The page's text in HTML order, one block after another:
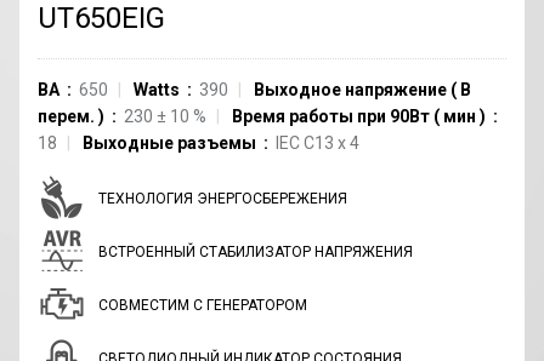
UT650EIG
ВА 650 Watts 390 Выходное напряжение ( В
перем. ) 230 ± 10 % Время работы при 90Вт ( мин )
18
Выходные разъемы IEC C13 x4
ТЕХНОЛОГИЯ ЭНЕРГОСБЕРЕЖЕНИЯ
ВСТРОЕННЫЙ СТАБИЛИЗАТОР НАПРЯЖЕНИЯ
СОВМЕСТИМ С ГЕНЕРАТОРОМ